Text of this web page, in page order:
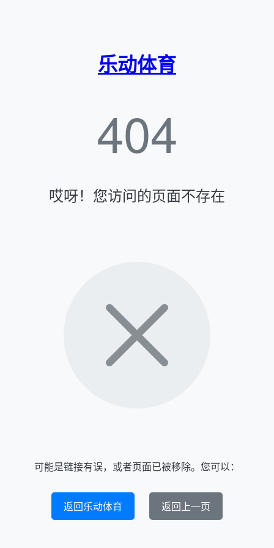
乐动体育
404
哎呀！您访问的页面不存在
可能是链接有误，或者页面已被移除。您可以：
返回乐动体育 返回上一页